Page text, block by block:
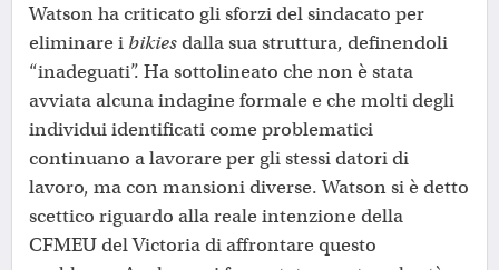
Watson ha criticato gli sforzi del sindacato per
eliminare ibikiesdalla sua struttura, definendoli
“inadeguati”. Ha sottolineato che non è stata
avviata alcuna indagine formale e che molti degli
individui identificati come problematici
continuano a lavorare per gli stessi datori di
lavoro, ma con mansioni diverse. Watson si è detto
scettico riguardo alla reale intenzione della
CFMEU del Victoria di affrontare questo